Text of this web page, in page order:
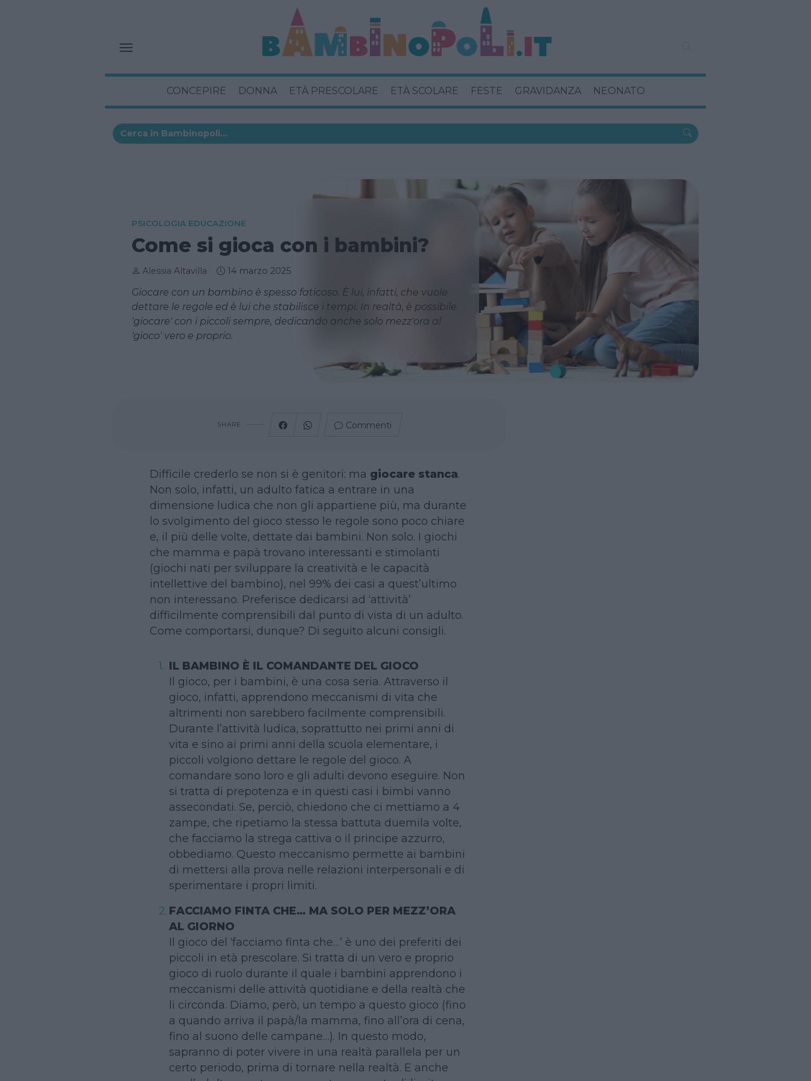
CONCEPIRE DONNA ETÀ PRESCOLARE ETÀ SCOLARE FESTE GRAVIDANZA NEONATO
PSICOLOGIA EDUCAZIONE
Come si gioca con i bambini?
Alessia Altavilla 14 marzo 2025
Giocare con un bambino è spesso faticoso. È lui, infatti, che vuole
dettare le regole ed è lui che stabilisce i tempi. In realtà, è possibile
'giocare' con i piccoli sempre, dedicando anche solo mezz'ora al
'gioco' vero e proprio.
SHARE Commenti
Difficile crederlo se non si è genitori: ma giocare stanca.
Non solo, infatti, un adulto fatica a entrare in una
dimensione ludica che non gli appartiene più, ma durante
lo svolgimento del gioco stesso le regole sono poco chiare
e, il più delle volte, dettate dai bambini. Non solo. I giochi
che mamma e papà trovano interessanti e stimolanti
(giochi nati per sviluppare la creatività e le capacità
intellettive del bambino), nel 99% dei casi a quest’ultimo
non interessano. Preferisce dedicarsi ad ‘attività’
difficilmente comprensibili dal punto di vista di un adulto.
Come comportarsi, dunque? Di seguito alcuni consigli.
IL BAMBINO È IL COMANDANTE DEL GIOCO
Il gioco, per i bambini, è una cosa seria. Attraverso il
gioco, infatti, apprendono meccanismi di vita che
altrimenti non sarebbero facilmente comprensibili.
Durante l’attività ludica, soprattutto nei primi anni di
vita e sino ai primi anni della scuola elementare, i
piccoli volgiono dettare le regole del gioco. A
comandare sono loro e gli adulti devono eseguire. Non
si tratta di prepotenza e in questi casi i bimbi vanno
assecondati. Se, perciò, chiedono che ci mettiamo a 4
zampe, che ripetiamo la stessa battuta duemila volte,
che facciamo la strega cattiva o il principe azzurro,
obbediamo. Questo meccanismo permette ai bambini
di mettersi alla prova nelle relazioni interpersonali e di
sperimentare i propri limiti.
FACCIAMO FINTA CHE… MA SOLO PER MEZZ’ORA
AL GIORNO
Il gioco del ‘facciamo finta che…’ è uno dei preferiti dei
piccoli in età prescolare. Si tratta di un vero e proprio
gioco di ruolo durante il quale i bambini apprendono i
meccanismi delle attività quotidiane e della realtà che
li circonda. Diamo, però, un tempo a questo gioco (fino
a quando arriva il papà/la mamma, fino all’ora di cena,
fino al suono delle campane…). In questo modo,
sapranno di poter vivere in una realtà parallela per un
certo periodo, prima di tornare nella realtà. E anche